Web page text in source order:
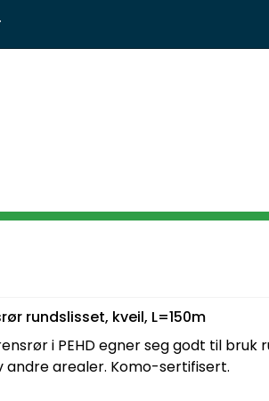
rundslisset, kveil, L=150m
i PEHD egner seg godt til
andre arealer. Komo-sertifisert.